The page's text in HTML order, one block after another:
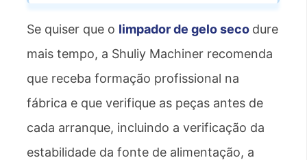
Se quiser que o limpador de gelo seco dure
mais tempo, a Shuliy Machiner recomenda
que receba formação profissional na
fábrica e que verifique as peças antes de
cada arranque, incluindo a verificação da
estabilidade da fonte de alimentação, a